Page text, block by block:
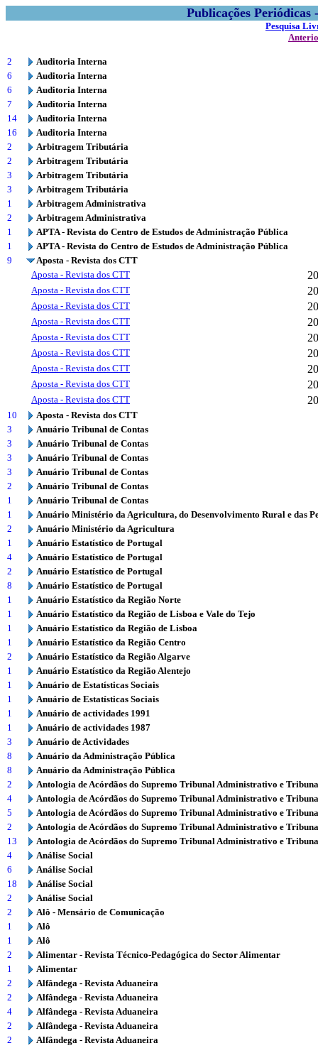
Publicações
Pesquisa
2
Auditoria Interna
6
Auditoria Interna
6
Auditoria Interna
7
Auditoria Interna
14
Auditoria Interna
16
Auditoria Interna
2
Arbitragem Tributária
2
Arbitragem Tributária
3
Arbitragem Tributária
3
Arbitragem Tributária
1
Arbitragem Administrativa
2
Arbitragem Administrativa
1
APTA - Revista do Centro de Estudos de Administração Pública
1
APTA - Revista do Centro de Estudos de Administração Pública
9
Aposta - Revista dos CTT
Aposta - Revista dos CTT
Aposta - Revista dos CTT
Aposta - Revista dos CTT
Aposta - Revista dos CTT
Aposta - Revista dos CTT
Aposta - Revista dos CTT
Aposta - Revista dos CTT
Aposta - Revista dos CTT
Aposta - Revista dos CTT
10
Aposta - Revista dos CTT
3
Anuário Tribunal de Contas
3
Anuário Tribunal de Contas
3
Anuário Tribunal de Contas
3
Anuário Tribunal de Contas
2
Anuário Tribunal de Contas
1
Anuário Tribunal de Contas
1
Anuário Ministério da Agricultura, do Desenvolvimento Rural e das
2
Anuário Ministério da Agricultura
1
Anuário Estatístico de Portugal
4
Anuário Estatístico de Portugal
2
Anuário Estatístico de Portugal
8
Anuário Estatístico de Portugal
1
Anuário Estatístico da Região Norte
1
Anuário Estatístico da Região de Lisboa e Vale do Tejo
1
Anuário Estatístico da Região de Lisboa
1
Anuário Estatístico da Região Centro
2
Anuário Estatístico da Região Algarve
1
Anuário Estatístico da Região Alentejo
1
Anuário de Estatísticas Sociais
1
Anuário de Estatísticas Sociais
1
Anuário de actividades 1991
1
Anuário de actividades 1987
3
Anuário de Actividades
8
Anuário da Administração Pública
8
Anuário da Administração Pública
2
Antologia de Acórdãos do Supremo Tribunal Administrativo e
4
Antologia de Acórdãos do Supremo Tribunal Administrativo e
5
Antologia de Acórdãos do Supremo Tribunal Administrativo e
2
Antologia de Acórdãos do Supremo Tribunal Administrativo e
13
Antologia de Acórdãos do Supremo Tribunal Administrativo e
4
Análise Social
6
Análise Social
18
Análise Social
2
Análise Social
2
Alô - Mensário de Comunicação
1
Alô
1
Alô
2
Alimentar - Revista Técnico-Pedagógica do Sector Alimentar
1
Alimentar
2
Alfândega - Revista Aduaneira
2
Alfândega - Revista Aduaneira
4
Alfândega - Revista Aduaneira
2
Alfândega - Revista Aduaneira
2
Alfândega - Revista Aduaneira